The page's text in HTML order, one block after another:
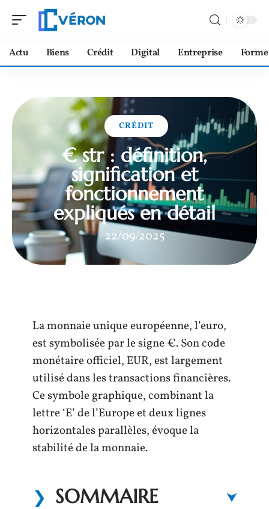
Actu Biens Crédit Digital Entreprise Forme
CRÉDIT
€ str : définition,
signification et
fonctionnement
expliqués en détail
22/09/2025
La monnaie unique européenne, l’euro,
est symbolisée par le signe €. Son code
monétaire officiel, EUR, est largement
utilisé dans les transactions financières.
Ce symbole graphique, combinant la
lettre ‘E’ de l’Europe et deux lignes
horizontales parallèles, évoque la
stabilité de la monnaie.
SOMMAIRE